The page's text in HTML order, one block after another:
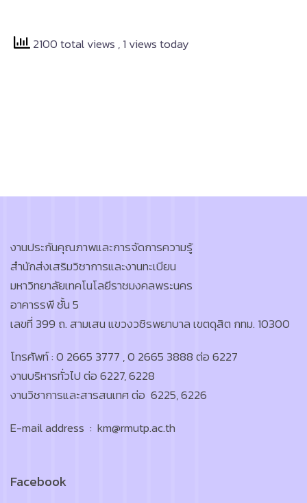
2100 total views , 1 views today
งานประกันคุณภาพและการจัดการความรู้
สำนักส่งเสริมวิชาการและงานทะเบียน
มหาวิทยาลัยเทคโนโลยีราชมงคลพระนคร
อาคารรพี ชั้น 5
เลขที่ 399 ถ. สามเสน แขวงวชิรพยาบาล เขตดุสิต กทม. 10300
โทรศัพท์ : 0 2665 3777 , 0 2665 3888 ต่อ 6227
งานบริหารทั่วไป ต่อ 6227, 6228
งานวิชาการและสารสนเทศ ต่อ 6225, 6226
E-mail address : km@rmutp.ac.th
Facebook